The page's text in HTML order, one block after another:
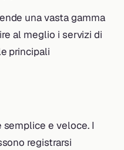
una vasta gamma
al meglio i servizi di
principali
semplice e veloce. I
registrarsi